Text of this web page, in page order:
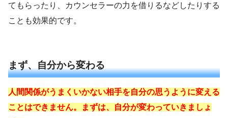
てもらったり、カウンセラーの力を借りるなどしたりする
ことも効果的です。
まず、自分から変わる
人間関係がうまくいかない相手を自分の思うように変える
ことはできません。まずは、自分が変わっていきましょ